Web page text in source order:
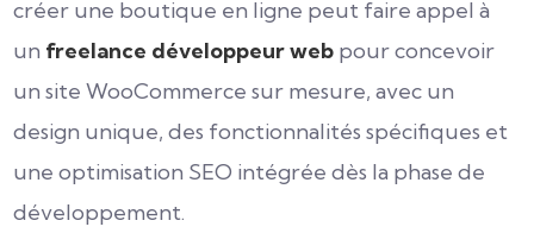
créer une boutique en ligne peut faire appel à
un freelance développeur web pour concevoir
un site WooCommerce sur mesure, avec un
design unique, des fonctionnalités spécifiques et
une optimisation SEO intégrée dès la phase de
développement.